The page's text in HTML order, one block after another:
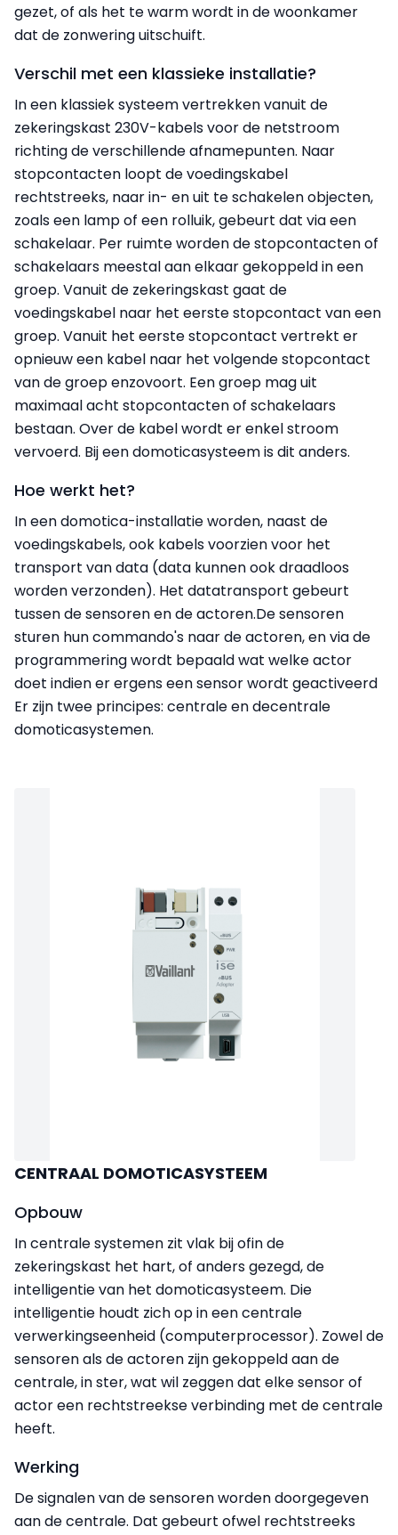
gezet, of als het te warm wordt in de woonkamer
dat de zonwering uitschuift.
Verschil met een klassieke installatie?
In een klassiek systeem vertrekken vanuit de
zekeringskast 230V-kabels voor de netstroom
richting de verschillende afnamepunten. Naar
stopcontacten loopt de voedingskabel
rechtstreeks, naar in- en uit te schakelen objecten,
zoals een lamp of een rolluik, gebeurt dat via een
schakelaar. Per ruimte worden de stopcontacten of
schakelaars meestal aan elkaar gekoppeld in een
groep. Vanuit de zekeringskast gaat de
voedingskabel naar het eerste stopcontact van een
groep. Vanuit het eerste stopcontact vertrekt er
opnieuw een kabel naar het volgende stopcontact
van de groep enzovoort. Een groep mag uit
maximaal acht stopcontacten of schakelaars
bestaan. Over de kabel wordt er enkel stroom
vervoerd. Bij een domoticasysteem is dit anders.
Hoe werkt het?
In een domotica-installatie worden, naast de
voedingskabels, ook kabels voorzien voor het
transport van data (data kunnen ook draadloos
worden verzonden). Het datatransport gebeurt
tussen de sensoren en de actoren.De sensoren
sturen hun commando's naar de actoren, en via de
programmering wordt bepaald wat welke actor
doet indien er ergens een sensor wordt geactiveerd
Er zijn twee principes: centrale en decentrale
domoticasystemen.
CENTRAAL DOMOTICASYSTEEM
Opbouw
In centrale systemen zit vlak bij ofin de
zekeringskast het hart, of anders gezegd, de
intelligentie van het domoticasysteem. Die
intelligentie houdt zich op in een centrale
verwerkingseenheid (computerprocessor). Zowel de
sensoren als de actoren zijn gekoppeld aan de
centrale, in ster, wat wil zeggen dat elke sensor of
actor een rechtstreekse verbinding met de centrale
heeft.
Werking
De signalen van de sensoren worden doorgegeven
aan de centrale. Dat gebeurt ofwel rechtstreeks